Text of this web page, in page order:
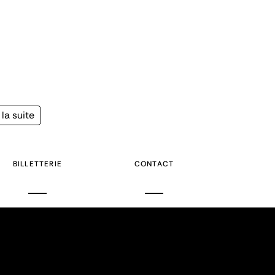
suite
BILLETTERIE CONTACT